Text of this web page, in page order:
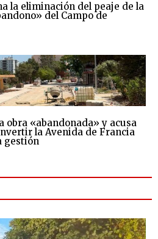
la eliminación del peaje de la
del Campo de
obra «abandonada» y acusa
la Avenida de Francia
gestión